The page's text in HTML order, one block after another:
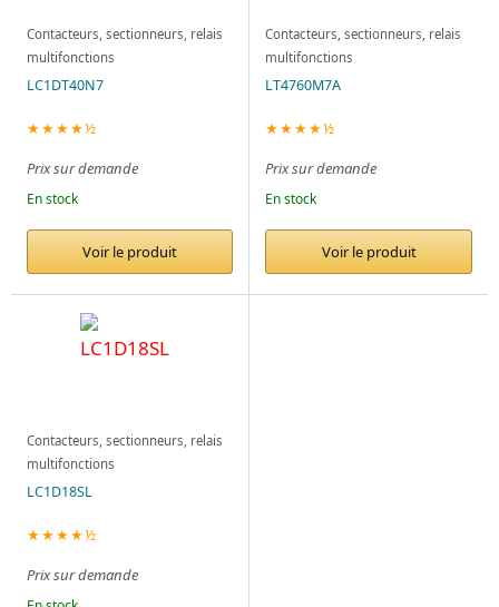
Contacteurs, sectionneurs, relais
multifonctions
LC1DT40N7
★★★★½
Prix sur demande
En stock
Voir le produit
Contacteurs, sectionneurs, relais
multifonctions
LT4760M7A
★★★★½
Prix sur demande
En stock
Voir le produit
Contacteurs, sectionneurs, relais
multifonctions
LC1D18SL
★★★★½
Prix sur demande